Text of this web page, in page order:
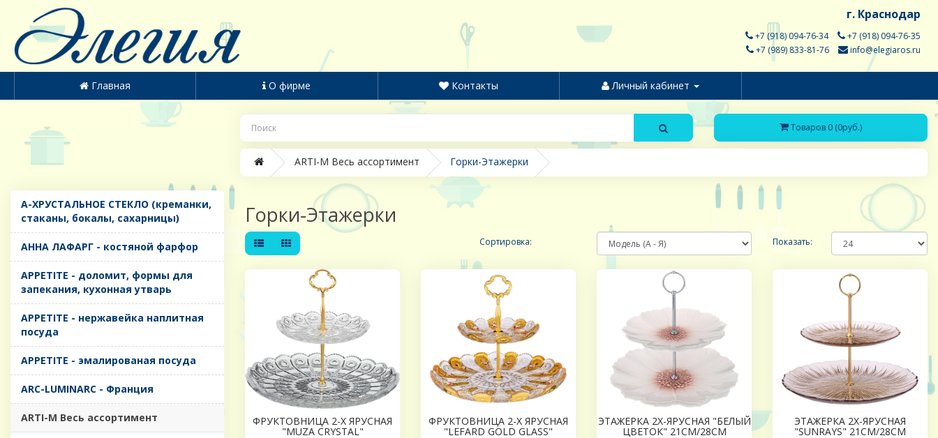
г. Краснодар
+7 (918) 094-76-34
+7 (918) 094-76-35
+7 (989) 833-81-76
info@elegiaros.ru
Главная О фирме Контакты Личный кабинет
Товаров 0 (0руб.)
ARTI-M Весь ассортимент Горки-Этажерки
A-ХРУСТАЛЬНОЕ СТЕКЛО (креманки,
стаканы, бокалы, сахарницы)
AHHA ЛАФАРГ - костяной фарфор
APPETITE - доломит, формы для
запекания, кухонная утварь
APPETITE - нержавейка наплитная
посуда
APPETITE - эмалированая посуда
ARC-LUMINARC - Франция
ARTI-M Весь ассортимент
Горки-Этажерки
Сортировка: Показать:
ФРУКТОВНИЦА 2-Х ЯРУСНАЯ
"MUZA CRYSTAL"
ФРУКТОВНИЦА 2-Х ЯРУСНАЯ
"LEFARD GOLD GLASS"
ЭТАЖЕРКА 2Х-ЯРУСНАЯ "БЕЛЫЙ
ЦВЕТОК" 21СМ/28СМ
ЭТАЖЕРКА 2Х-ЯРУСНАЯ
"SUNRAYS" 21СМ/28СМ